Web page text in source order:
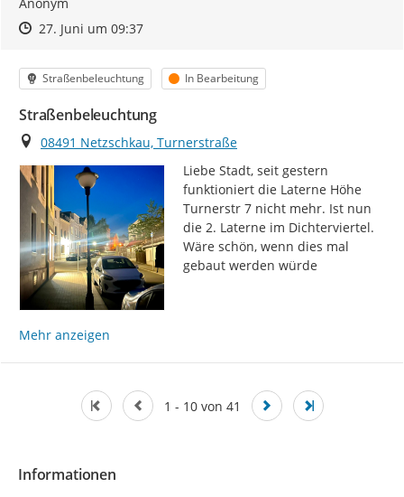
Zeitpunkt des Erstellens
Zeitpunkt des Erstellens
27. Juni um 09:37Zur Äußerung
Kategorie
Straßenbeleuchtung Status
In Bearbeitung
Straßenbeleuchtung
Ort
08491 Netzschkau, Turnerstraße
Liebe Stadt, seit gestern
funktioniert die Laterne Höhe
Turnerstr 7 nicht mehr. Ist nun
die 2. Laterne im Dichterviertel.
Wäre schön, wenn dies mal
gebaut werden würde
Mehr anzeigen
1 - 10 von 41
Informationen